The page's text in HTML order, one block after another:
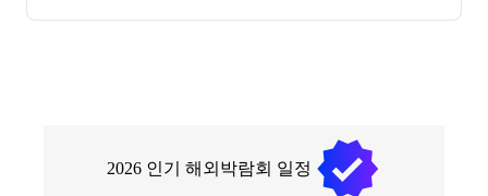
2026 인기 해외박람회 일정